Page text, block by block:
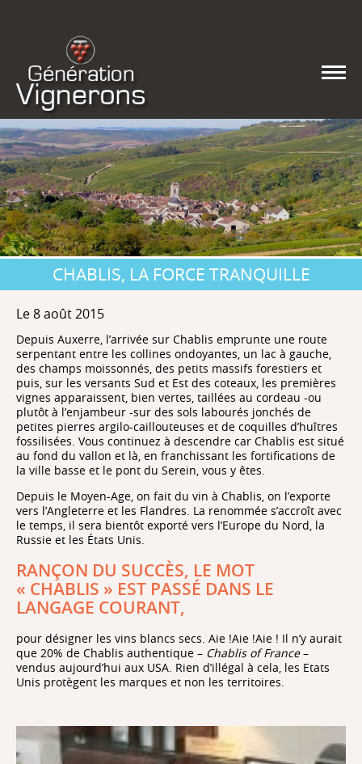
CHABLIS, LA FORCE TRANQUILLE
Le 8 août 2015
Depuis Auxerre, l’arrivée sur Chablis emprunte une route
serpentant entre les collines ondoyantes, un lac à gauche,
des champs moissonnés, des petits massifs forestiers et
puis, sur les versants Sud et Est des coteaux, les premières
vignes apparaissent, bien vertes, taillées au cordeau -ou
plutôt à l’enjambeur -sur des sols labourés jonchés de
petites pierres argilo-caillouteuses et de coquilles d’huîtres
fossilisées. Vous continuez à descendre car Chablis est situé
au fond du vallon et là, en franchissant les fortifications de
la ville basse et le pont du Serein, vous y êtes.
Depuis le Moyen-Age, on fait du vin à Chablis, on l’exporte
vers l’Angleterre et les Flandres. La renommée s’accroît avec
le temps, il sera bientôt exporté vers l’Europe du Nord, la
Russie et les États Unis.
RANÇON DU SUCCÈS, LE MOT
« CHABLIS » EST PASSÉ DANS LE
LANGAGE COURANT,
pour désigner les vins blancs secs. Aie !Aie !Aie ! Il n’y aurait
que 20% de Chablis authentique – Chablis of France–
vendus aujourd’hui aux USA. Rien d’illégal à cela, les Etats
Unis protègent les marques et non les territoires.